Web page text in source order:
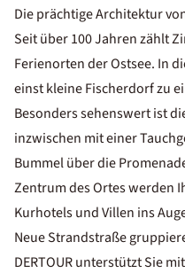
Die prächtige Architektur
Seit über 100 Jahren zählt
Ferienorten der Ostsee. In
einst kleine Fischerdorf zu
Besonders sehenswert ist
inzwischen mit einer
Bummel über die
Zentrum des Ortes werden
Kurhotels und Villen ins
Neue Strandstraße
DERTOUR unterstützt Sie